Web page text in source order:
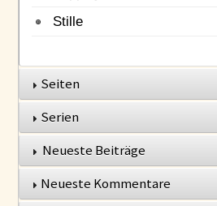
Stille
Seiten
Serien
Neueste Beiträge
Neueste Kommentare